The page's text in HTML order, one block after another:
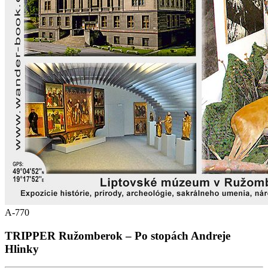
A-770
TRIPPER Ružomberok – Po stopách Andreje
Hlinky